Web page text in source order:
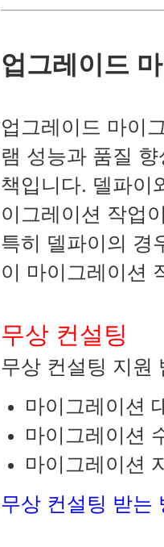
업그레이드
업그레이드 마이
램 성능과 품질
책입니다. 델파이
이그레이션 작업
특히 델파이의 경
이 마이그레이션
무상 컨설팅
무상 컨설팅 지원
마이그레이션
마이그레이션
마이그레이션
무상 컨설팅 받는